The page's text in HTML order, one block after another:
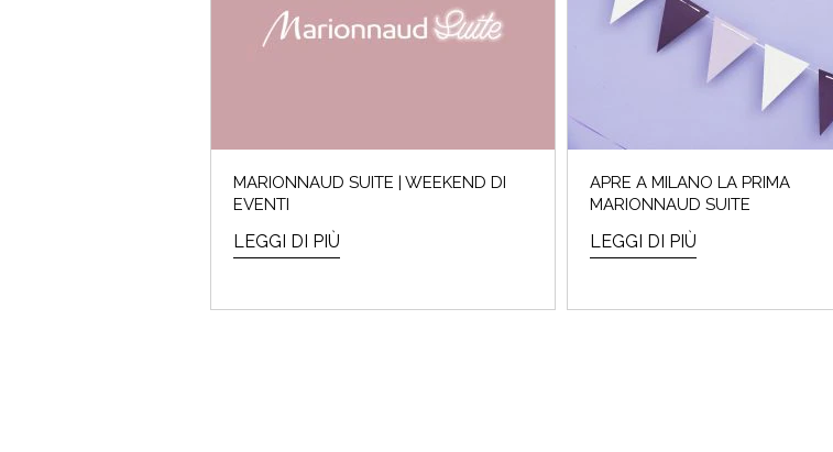
MARIONNAUD SUITE | WEEKEND DI
EVENTI
LEGGI DI PIÙ
APRE A MILANO LA PRIMA
MARIONNAUD SUITE
LEGGI DI PIÙ